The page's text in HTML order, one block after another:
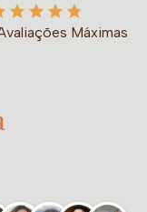
Máximas